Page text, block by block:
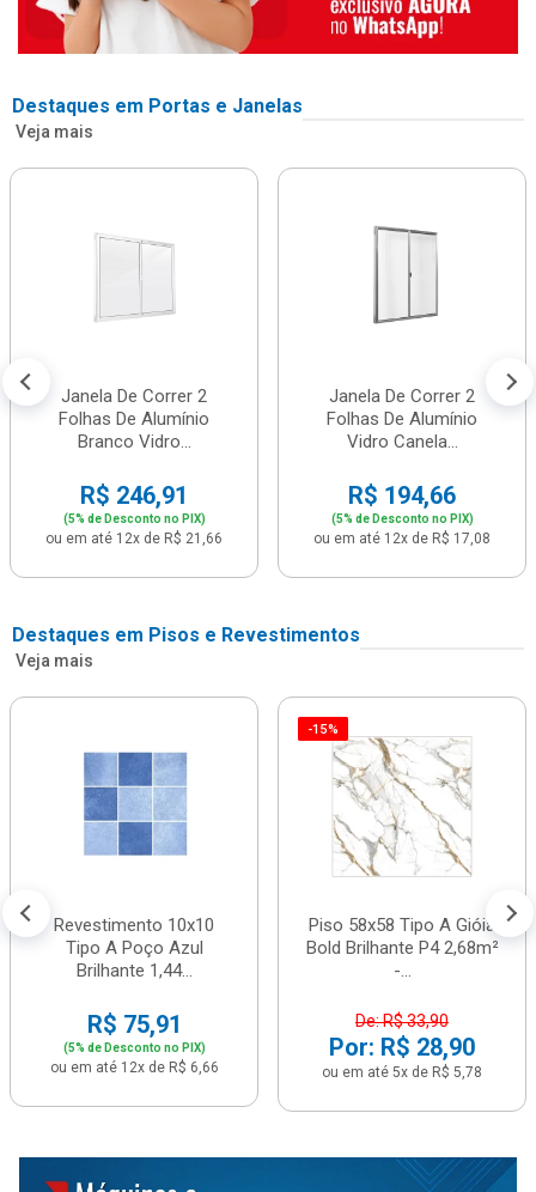
Destaques em Portas e Janelas
Veja mais
Janela De Correr 2
Folhas De Alumínio
Branco Vidro...
R$ 246,91
(5% de Desconto no PIX)
ou em até 12x de R$ 21,66
Janela De Correr 2
Folhas De Alumínio
Vidro Canela...
R$ 194,66
(5% de Desconto no PIX)
ou em até 12x de R$ 17,08
Destaques em Pisos e Revestimentos
Veja mais
Revestimento 10x10
Tipo A Poço Azul
Brilhante 1,44...
R$ 75,91
(5% de Desconto no PIX)
ou em até 12x de R$ 6,66
-15%
Piso 58x58 Tipo A Gióia
Bold Brilhante P4 2,68m²
-...
De: R$ 33,90
Por: R$ 28,90
ou em até 5x de R$ 5,78